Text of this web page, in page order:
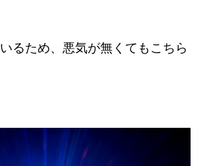
るため、悪気が無くてもこちら